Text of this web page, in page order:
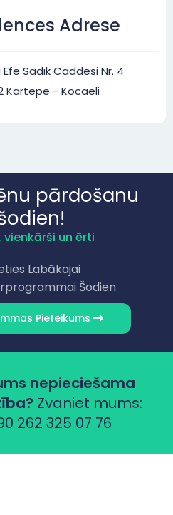
Adrese
Sadık Caddesi Nr. 4
Kartepe - Kocaeli
pārdošanu
vienkārši un ērti
Labākajai
Šodien
Pieteikums
nepieciešama
Zvaniet mums:
262 325 07 76